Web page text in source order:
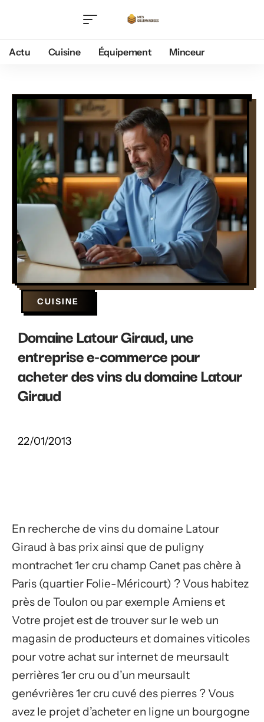
Actu Cuisine Équipement Minceur
CUISINE
Domaine Latour Giraud, une
entreprise e-commerce pour
acheter des vins du domaine Latour
Giraud
22/01/2013
En recherche de vins du domaine Latour
Giraud à bas prix ainsi que de puligny
montrachet 1er cru champ Canet pas chère à
Paris (quartier Folie-Méricourt) ? Vous habitez
près de Toulon ou par exemple Amiens et
Votre projet est de trouver sur le web un
magasin de producteurs et domaines viticoles
pour votre achat sur internet de meursault
perrières 1er cru ou d’un meursault
genévrières 1er cru cuvé des pierres ? Vous
avez le projet d’acheter en ligne un bourgogne